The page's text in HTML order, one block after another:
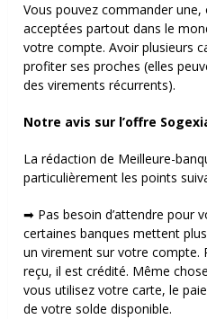
Vous pouvez commander une,
acceptées partout dans le
votre compte. Avoir plusieurs
profiter ses proches (elles
des virements récurrents).
Notre avis sur l’offre
La rédaction de Meilleure-
particulièrement les points
➡ Pas besoin d’attendre pour
certaines banques mettent
un virement sur votre compte.
reçu, il est crédité. Même
vous utilisez votre carte, le
de votre solde disponible.